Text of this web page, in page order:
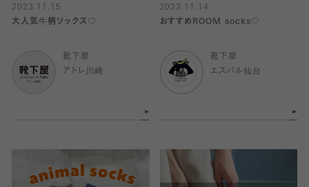
2023.11.15
大人気牛柄ソックス♡
靴下屋
アトレ川崎
2023.11.14
おすすめROOM socks♡
靴下屋
エスパル仙台